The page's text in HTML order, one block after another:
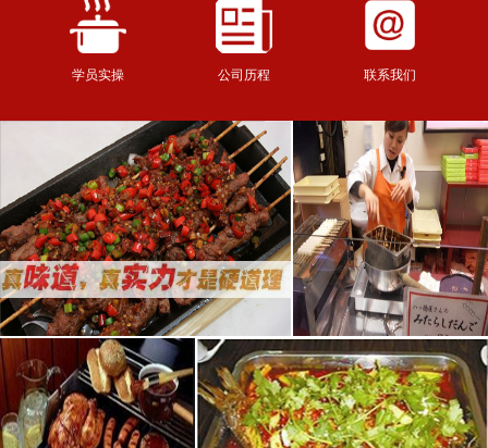
学员实操 公司历程 联系我们